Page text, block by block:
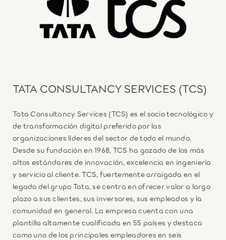
TATA CONSULTANCY SERVICES (TCS)
Tata Consultancy Services (TCS) es el socio tecnológico y
de transformación digital preferido por las
organizaciones líderes del sector de todo el mundo.
Desde su fundación en 1968, TCS ha gozado de los más
altos estándares de innovación, excelencia en ingeniería
y servicio al cliente. TCS, fuertemente arraigada en el
legado del grupo Tata, se centra en ofrecer valor a largo
plazo a sus clientes, sus inversores, sus empleados y la
comunidad en general. La empresa cuenta con una
plantilla altamente cualificada en 55 países y destaca
como uno de los principales empleadores en seis